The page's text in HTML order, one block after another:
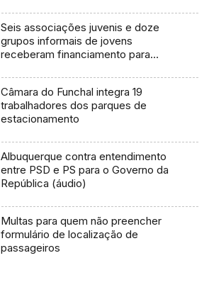
Seis associações juvenis e doze
grupos informais de jovens
receberam financiamento para
Câmara do Funchal integra 19
trabalhadores dos parques de
estacionamento
Albuquerque contra entendimento
entre PSD e PS para o Governo da
República (áudio)
Multas para quem não preencher
formulário de localização de
passageiros